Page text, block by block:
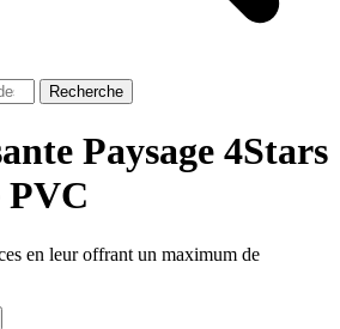
Recherche
Paysage 4Stars
PVC
en leur offrant un maximum de